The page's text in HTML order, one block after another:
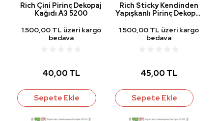
Rich Çini Pirinç Dekopaj
Kağıdı A3 5200
1.500,00 TL üzeri kargo
bedava
40,00 TL
Sepete Ekle
Rich Sticky Kendinden
Yapışkanlı Pirinç Dekopaj
1.500,00 TL üzeri kargo
bedava
45,00 TL
Sepete Ekle